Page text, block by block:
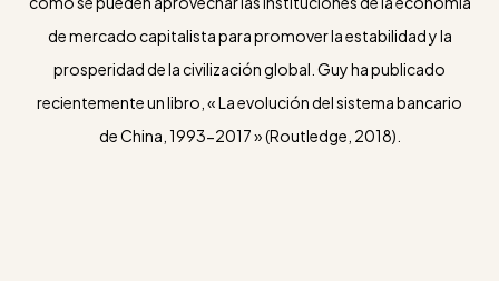
de mercado capitalista para promover la estabilidad y la
prosperidad de la civilización global. Guy ha publicado
recientemente un libro, « La evolución del sistema bancario
de China, 1993-2017 » (Routledge, 2018).